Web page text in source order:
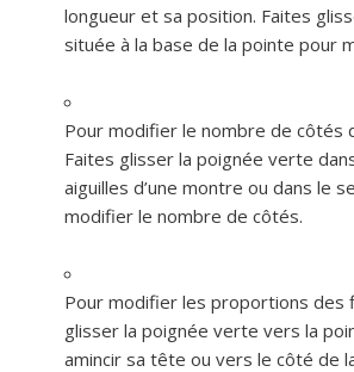
longueur et sa position. Faites
située à la base de la pointe pour
Pour modifier le nombre de côtés
Faites glisser la poignée verte
aiguilles d’une montre ou dans le
modifier le nombre de côtés.
Pour modifier les proportions des
glisser la poignée verte vers la
amincir sa tête ou vers le côté de